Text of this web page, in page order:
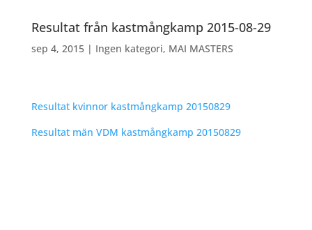
Resultat från kastmångkamp 2015-08-29
sep 4, 2015| Ingen kategori, MAI MASTERS
Resultat kvinnor kastmångkamp 20150829
Resultat män VDM kastmångkamp 20150829